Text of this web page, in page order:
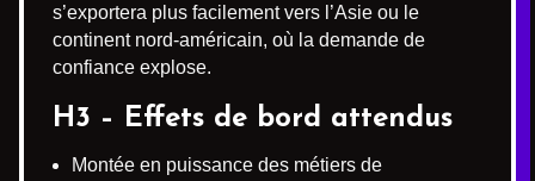
s’exportera plus facilement vers l’Asie ou le
continent nord-américain, où la demande de
confiance explose.
H3 – Effets de bord attendus
Montée en puissance des métiers de